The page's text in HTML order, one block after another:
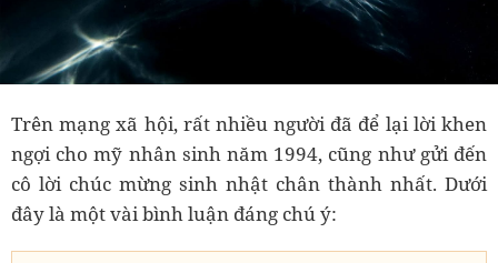
Trên mạng xã hội, rất nhiều người đã để lại lời khen
ngợi cho mỹ nhân sinh năm 1994, cũng như gửi đến
cô lời chúc mừng sinh nhật chân thành nhất. Dưới
đây là một vài bình luận đáng chú ý: